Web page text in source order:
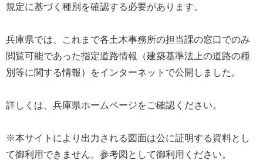
規定に基づく種別を確認する必要があります。
兵庫県では、これまで各土木事務所の担当課の窓口でのみ
閲覧可能であった指定道路情報（建築基準法上の道路の種
別等に関する情報）をインターネットで公開しました。
詳しくは、兵庫県ホームページをご確認ください。
※本サイトにより出力される図面は公に証明する資料とし
て御利用できません。参考図として御利用ください。